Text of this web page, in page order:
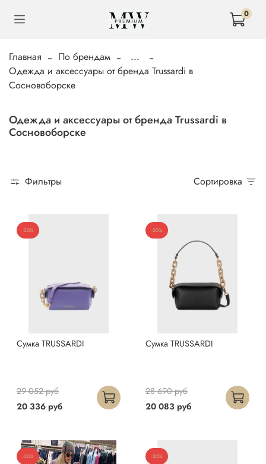
0
Главная По брендам
...
Одежда и аксессуары от бренда Trussardi в
Сосновоборске
Одежда и аксессуары от бренда Trussardi в
Сосновоборске
Фильтры Сортировка
-30%
Сумка TRUSSARDI
20 336 руб
29 052 руб
-30%
Сумка TRUSSARDI
20 083 руб
28 690 руб
-30% -30%